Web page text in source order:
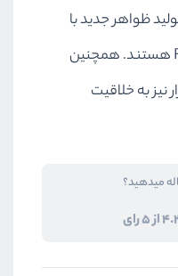
ظواهر جدید با
استفاده از این Framework هستند. همچنین
نیز به خلاقیت
میدهید؟
از 5 رای